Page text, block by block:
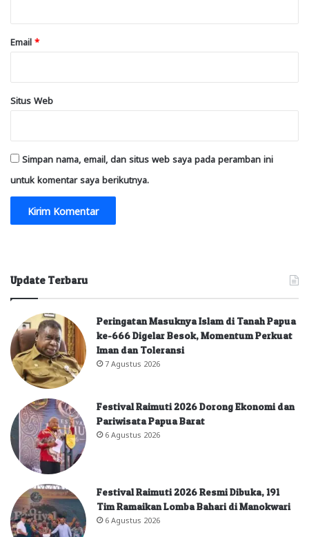
Email *
Situs Web
Simpan nama, email, dan situs web saya pada peramban ini
untuk komentar saya berikutnya.
Update Terbaru
Peringatan Masuknya Islam di Tanah Papua
ke-666 Digelar Besok, Momentum Perkuat
Iman dan Toleransi
7 Agustus 2026
Festival Raimuti 2026 Dorong Ekonomi dan
Pariwisata Papua Barat
6 Agustus 2026
Festival Raimuti 2026 Resmi Dibuka, 191
Tim Ramaikan Lomba Bahari di Manokwari
6 Agustus 2026